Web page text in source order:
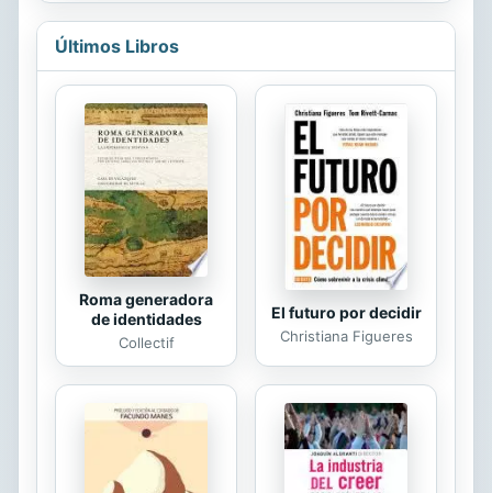
simbolismo de los principales
heráldicas.
Últimos Libros
Roma generadora
de identidades
Collectif
El futuro por decidir
Christiana Figueres